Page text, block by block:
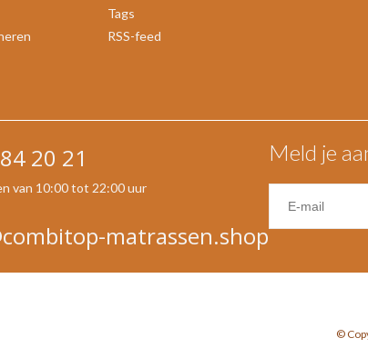
Tags
RSS-feed
20 21
van 10:00 tot 22:00 uur
matrassen.shop
Meld je